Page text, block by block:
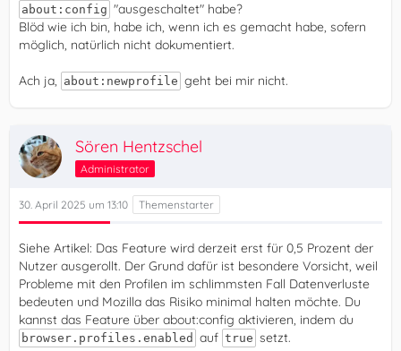
about:config "ausgeschaltet" habe?
Blöd wie ich bin, habe ich, wenn ich es gemacht habe, sofern
möglich, natürlich nicht dokumentiert.
Ach ja, about:newprofile geht bei mir nicht.
Sören Hentzschel
Administrator
30. April 2025 um 13:10
Siehe Artikel: Das Feature wird derzeit erst für 0,5 Prozent der
Nutzer ausgerollt. Der Grund dafür ist besondere Vorsicht, weil
Probleme mit den Profilen im schlimmsten Fall Datenverluste
bedeuten und Mozilla das Risiko minimal halten möchte. Du
kannst das Feature über about:config aktivieren, indem du
browser.profiles.enabled auf true setzt.